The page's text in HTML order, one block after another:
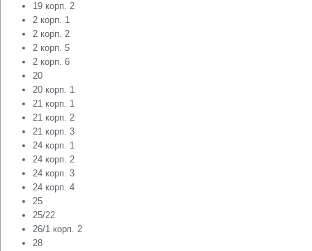
19 корп. 2
2 корп. 1
2 корп. 2
2 корп. 5
2 корп. 6
20
20 корп. 1
21 корп. 1
21 корп. 2
21 корп. 3
24 корп. 1
24 корп. 2
24 корп. 3
24 корп. 4
25
25/22
26/1 корп. 2
28